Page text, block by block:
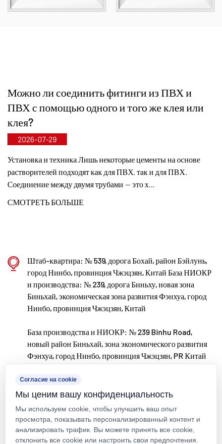
C, PVC-U, PVDF, PPH и FRPP, с широким спектром
типов и размеров. В частности, наши дисковые
затворы могут достигать диаметра DN1000, а трубы
и фитинги — до DN800, что заполняет рыночные
пробелы и сохраняет наше конкурентное
преимущество в отрасли.
Руководствуясь принципом «Технологии движут
прогрессом, идя в ногу со временем», компания
качество продукции за счет стандартизированного
автоматизированного производства и строгого
контроля закупок импортного сырья. В
соответствии с нашей стратегией международного
рыночные тенденции и используем цифровые
каналы, чтобы предлагать высококачественные
продукты «Сделано в Китае» клиентам по всему
миру.
НИОКР и производственная база в Нинбо • Фэнхуа
С общим объемом инвестиций в 200 миллионов
юаней компания Kaixin Ultra-Pure Pipe Technology
Можно ли соединить фитинги из ПВХ и
ПВХ с помощью одного и того же клея или
клея?
2026-07-29
Установка и техника Лишь некоторые цементы на основе
растворителей подходят как для ПВХ, так и для ПВХ.
Соединение между двумя трубами — это х...
СМОТРЕТЬ БОЛЬШЕ
Штаб-квартира: № 539, дорога Бохай, район Бэйлунь,
город Нинбо, провинция Чжэцзян, Китай База НИОКР
и производства: № 239, дорога Биньху, новая зона
Биньхай, экономическая зона развития Фэнхуа, город
Нинбо, провинция Чжэцзян, Китай
База производства и НИОКР: № 239 Binhu Road,
новый район Биньхай, зона экономического развития
Фэнхуа, город Нинбо, провинция Чжэцзян, PR Китай
kxpv@kxpv.com
+86-18067123177
Согласие на cookie
Мы ценим вашу конфиденциальность
Мы используем cookie, чтобы улучшить ваш опыт
просмотра, показывать персонализированный контент и
анализировать трафик. Вы можете принять все cookie,
отклонить все cookie или настроить свои предпочтения.